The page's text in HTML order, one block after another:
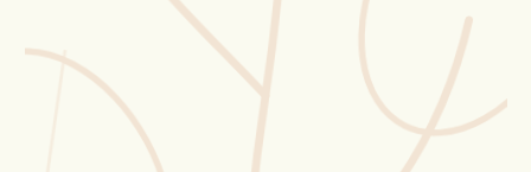
Challenges
Wusstest du?